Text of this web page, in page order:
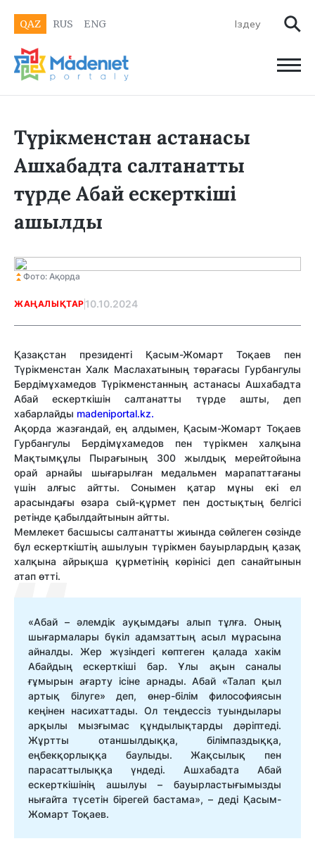
QAZ RUS ENG
Түрікменстан астанасы
Ашхабадта салтанатты
түрде Абай ескерткіші
ашылды
Фото: Ақорда
ЖАҢАЛЫҚТАР 10.10.2024
Қазақстан президенті Қасым-Жомарт Тоқаев пен
Түрікменстан Халк Маслахатының төрағасы Гурбангулы
Бердімұхамедов Түрікменстанның астанасы Ашхабадта
Абай ескерткішін салтанатты түрде ашты, деп
хабарлайды madeniportal.kz.
Ақорда жазғандай, ең алдымен, Қасым-Жомарт Тоқаев
Гурбангулы Бердімұхамедов пен түрікмен халқына
Мақтымқұлы Пырағының 300 жылдық мерейтойына
орай арнайы шығарылған медальмен марапаттағаны
үшін алғыс айтты. Сонымен қатар мұны екі ел
арасындағы өзара сый-құрмет пен достықтың белгісі
ретінде қабылдайтынын айтты.
Мемлекет басшысы салтанатты жиында сөйлеген сөзінде
бұл ескерткіштің ашылуын түрікмен бауырлардың қазақ
халқына айрықша құрметінің көрінісі деп санайтынын
атап өтті.
«Абай – әлемдік ауқымдағы алып тұлға. Оның
шығармалары бүкіл адамзаттың асыл мұрасына
айналды. Жер жүзіндегі көптеген қалада хакім
Абайдың ескерткіші бар. Ұлы ақын саналы
ғұмырын ағарту ісіне арнады. Абай «Талап қыл
артық білуге» деп, өнер-білім философиясын
кеңінен насихаттады. Ол теңдессіз туындылары
арқылы мызғымас құндылықтарды дәріптеді.
Жұртты отаншылдыққа, білімпаздыққа,
еңбекқорлыққа баулыды. Жақсылық пен
парасаттылыққа үндеді. Ашхабадта Абай
ескерткішінің ашылуы – бауырластығымызды
нығайта түсетін бірегей бастама», – деді Қасым-
Жомарт Тоқаев.